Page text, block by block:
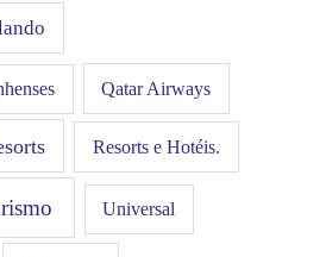
Qatar Airways
Resorts e Hotéis.
Universal